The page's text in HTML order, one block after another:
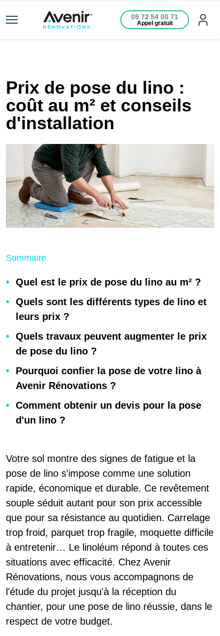
09 72 54 00 71
Appel gratuit
Prix de pose du lino :
coût au m² et conseils
d'installation
Sommaire
Quel est le prix de pose du lino au m² ?
Quels sont les différents types de lino et
leurs prix ?
Quels travaux peuvent augmenter le prix
de pose du lino ?
Pourquoi confier la pose de votre lino à
Avenir Rénovations ?
Comment obtenir un devis pour la pose
d'un lino ?
Votre sol montre des signes de fatigue et la
pose de lino s'impose comme une solution
rapide, économique et durable. Ce revêtement
souple séduit autant pour son prix accessible
que pour sa résistance au quotidien. Carrelage
trop froid, parquet trop fragile, moquette difficile
à entretenir… Le linoléum répond à toutes ces
situations avec efficacité. Chez Avenir
Rénovations, nous vous accompagnons de
l'étude du projet jusqu'à la réception du
chantier, pour une pose de lino réussie, dans le
respect de votre budget.